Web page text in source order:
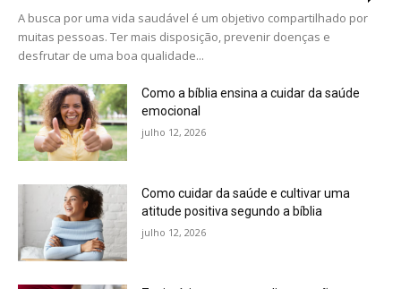
A busca por uma vida saudável é um objetivo compartilhado por
muitas pessoas. Ter mais disposição, prevenir doenças e
desfrutar de uma boa qualidade...
Como a bíblia ensina a cuidar da saúde
emocional
julho 12, 2026
Como cuidar da saúde e cultivar uma
atitude positiva segundo a bíblia
julho 12, 2026